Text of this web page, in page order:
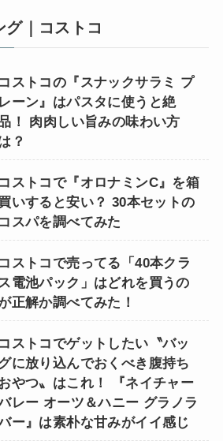
｜コストコ
コストコの『スナックサラミ プ
レーン』はパスタに使うと絶
！ 肉肉しい旨みの味わい方
？
コストコで『オロナミンC』を箱
いすると安い？ 30本セットの
コスパを調べてみた
コストコで売ってる「40本クラ
電池パック」はどれを買うの
正解か調べてみた！
コストコでゲットしたい〝バッ
に放り込んでおくべき腹持ち
やつ〟はこれ！ 『ネイチャー
レー オーツ＆ハニー グラノラ
ー』は素朴な甘みがイイ感じ